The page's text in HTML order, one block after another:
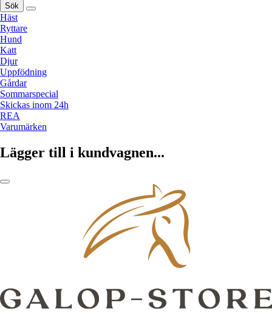
Sök
Häst
Ryttare
Hund
Katt
Djur
Uppfödning
Gårdar
Sommarspecial
Skickas inom 24h
REA
Varumärken
Lägger till i kundvagnen...